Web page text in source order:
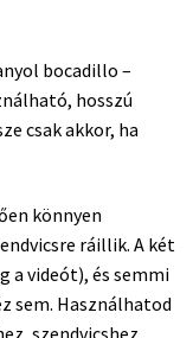
bocadillo –
hosszú
csak akkor, ha
könnyen
ráillik. A két
a videót), és semmi
sem. Használhatod